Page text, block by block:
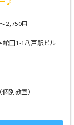
2,750円
田1-1八戸駅ビル
別教室）